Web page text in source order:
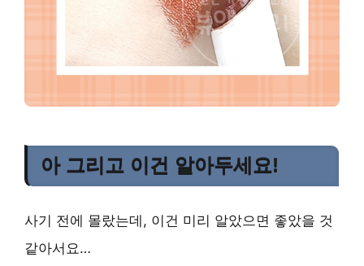
아 그리고 이건 알아두세요!
사기 전에 몰랐는데, 이건 미리 알았으면 좋았을 것
같아서요…